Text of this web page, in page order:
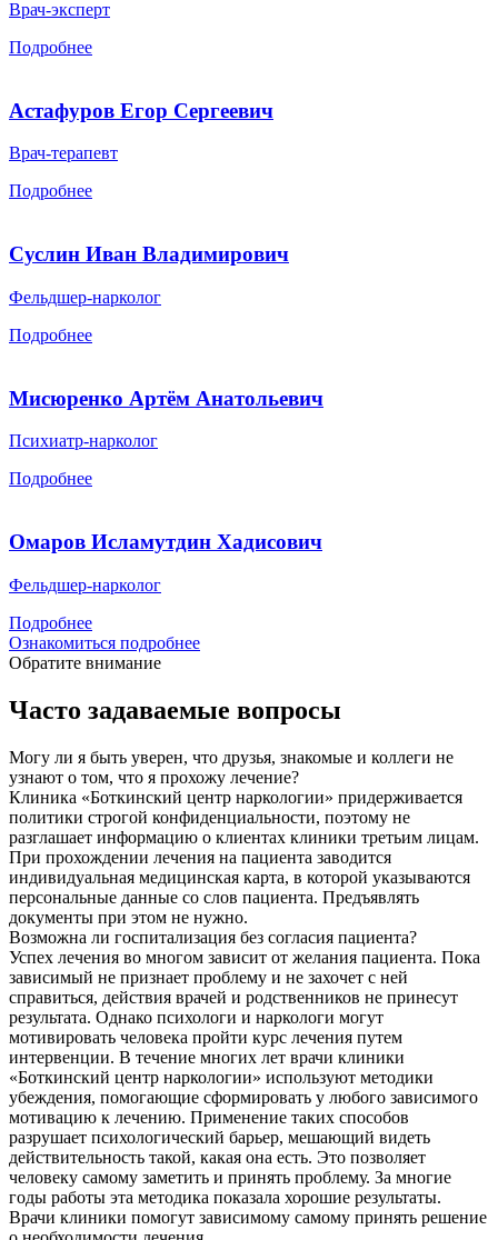
Врач-эксперт
Подробнее
Астафуров Егор Сергеевич
Врач-терапевт
Подробнее
Суслин Иван Владимирович
Фельдшер-нарколог
Подробнее
Мисюренко Артём Анатольевич
Психиатр-нарколог
Подробнее
Омаров Исламутдин Хадисович
Фельдшер-нарколог
Подробнее
Ознакомиться подробнее
Обратите внимание
Часто задаваемые вопросы
Могу ли я быть уверен, что друзья, знакомые и коллеги не
узнают о том, что я прохожу лечение?
Клиника «Боткинский центр наркологии» придерживается
политики строгой конфиденциальности, поэтому не
разглашает информацию о клиентах клиники третьим лицам.
При прохождении лечения на пациента заводится
индивидуальная медицинская карта, в которой указываются
персональные данные со слов пациента. Предъявлять
документы при этом не нужно.
Возможна ли госпитализация без согласия пациента?
Успех лечения во многом зависит от желания пациента. Пока
зависимый не признает проблему и не захочет с ней
справиться, действия врачей и родственников не принесут
результата. Однако психологи и наркологи могут
мотивировать человека пройти курс лечения путем
интервенции. В течение многих лет врачи клиники
«Боткинский центр наркологии» используют методики
убеждения, помогающие сформировать у любого зависимого
мотивацию к лечению. Применение таких способов
разрушает психологический барьер, мешающий видеть
действительность такой, какая она есть. Это позволяет
человеку самому заметить и принять проблему. За многие
годы работы эта методика показала хорошие результаты.
Врачи клиники помогут зависимому самому принять решение